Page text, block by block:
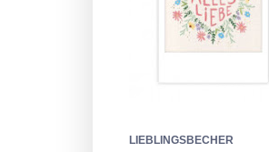
LIEBLINGSBECHER